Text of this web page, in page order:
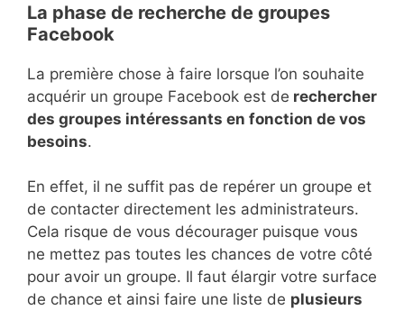
La phase de recherche de groupes
Facebook
La première chose à faire lorsque l’on souhaite
acquérir un groupe Facebook est de rechercher
des groupes intéressants en fonction de vos
besoins.
En effet, il ne suffit pas de repérer un groupe et
de contacter directement les administrateurs.
Cela risque de vous décourager puisque vous
ne mettez pas toutes les chances de votre côté
pour avoir un groupe. Il faut élargir votre surface
de chance et ainsi faire une liste de plusieurs